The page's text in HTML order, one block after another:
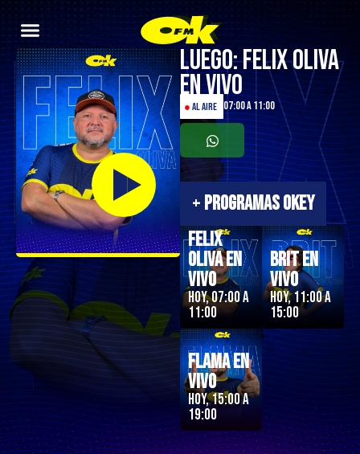
Luego: Felix Oliva
en Vivo
●AL AIRE 07:00 a 11:00
+PROGRAMAS OKEY
Felix
Oliva en
Vivo
Hoy, 07:00 a
11:00
Brit en
Vivo
Hoy, 11:00 a
15:00
Flama en
Vivo
Hoy, 15:00 a
19:00